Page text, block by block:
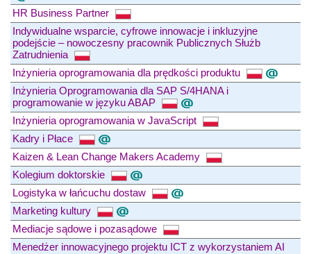
HR Business Partner
Indywidualne wsparcie, cyfrowe innowacje i inkluzyjne
podejście – nowoczesny pracownik Publicznych Służb
Zatrudnienia
Inżynieria oprogramowania dla prędkości produktu
Inżynieria Oprogramowania dla SAP S/4HANA i
programowanie w języku ABAP
Inżynieria oprogramowania w JavaScript
Kadry i Płace
Kaizen & Lean Change Makers Academy
Kolegium doktorskie
Logistyka w łańcuchu dostaw
Marketing kultury
Mediacje sądowe i pozasądowe
Menedżer innowacyjnego projektu ICT z wykorzystaniem AI